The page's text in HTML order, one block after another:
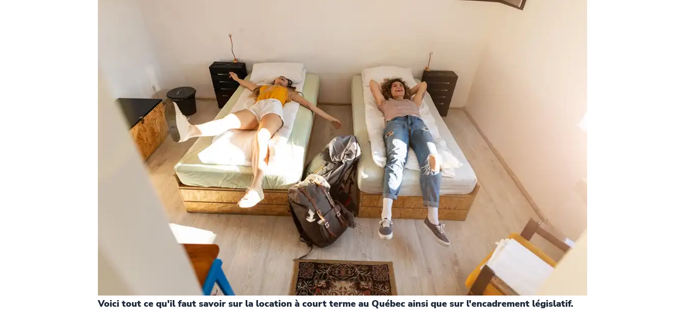
Voici tout ce qu'il faut savoir sur la location à court terme au Québec ainsi que sur l'encadrement législatif.